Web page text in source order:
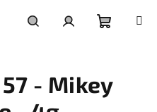
košík
- Mikey